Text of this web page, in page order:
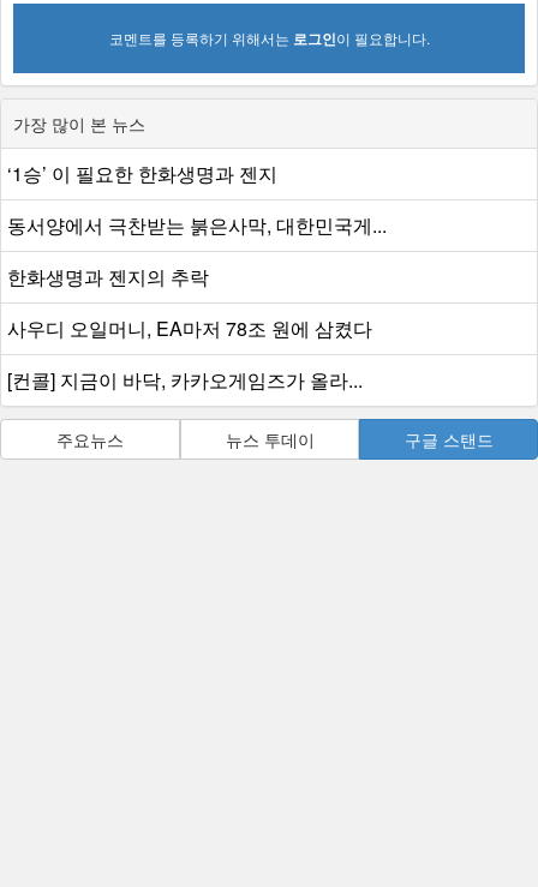
코멘트를 등록하기 위해서는 로그인이 필요합니다.
가장 많이 본 뉴스
‘1승’ 이 필요한 한화생명과 젠지
동서양에서 극찬받는 붉은사막, 대한민국게...
한화생명과 젠지의 추락
사우디 오일머니, EA마저 78조 원에 삼켰다
[컨콜] 지금이 바닥, 카카오게임즈가 올라...
주요뉴스 뉴스 투데이 구글 스탠드